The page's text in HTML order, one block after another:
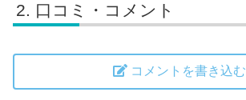
口コミ・コメント
コメントを書き込む